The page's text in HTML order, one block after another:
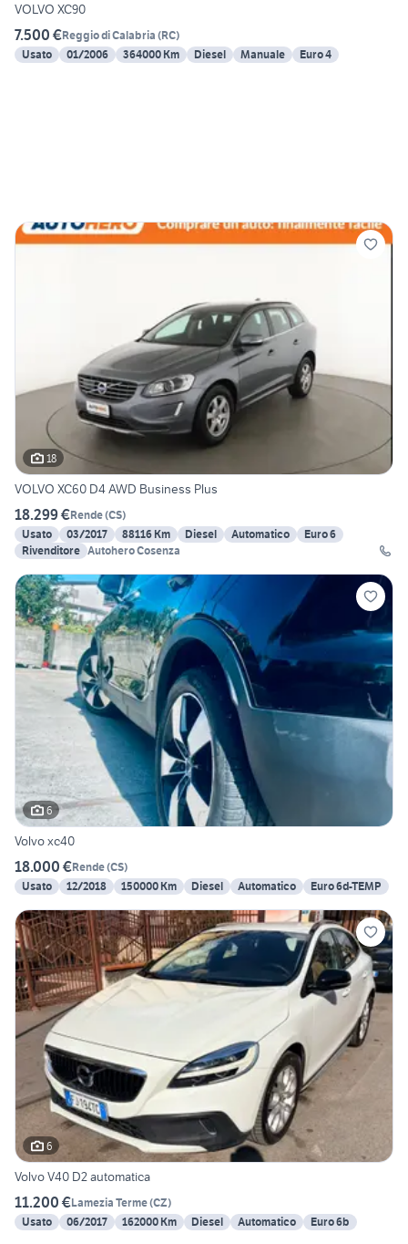
VOLVO XC90
7.500 €Reggio di Calabria (RC)
Usato
01/2006 364000 Km Diesel Manuale Euro 4
18
VOLVO XC60 D4 AWD Business Plus
18.299 €Rende(CS)
Usato
03/2017 88116 Km Diesel Automatico
Euro 6
Rivenditore Autohero Cosenza
6
Volvo xc40
18.000 €Rende(CS)
Usato
12/2018 150000 Km Diesel Automatico Euro 6d-TEMP
6
Volvo V40 D2 automatica
11.200 €Lamezia Terme(CZ)
Usato
06/2017 162000 Km Diesel Automatico Euro 6b